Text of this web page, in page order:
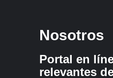
Nosotros
Portal en
relevantes